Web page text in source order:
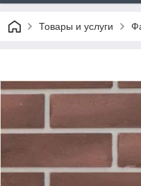
Товары и услуги